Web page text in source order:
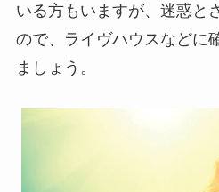
いる方もいますが、迷惑と
ので、ライヴハウスなどに
ましょう。